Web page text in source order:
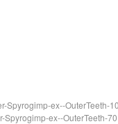
Spyrogimp-ex--OuterTeeth-
Spyrogimp-ex--OuterTeeth-70